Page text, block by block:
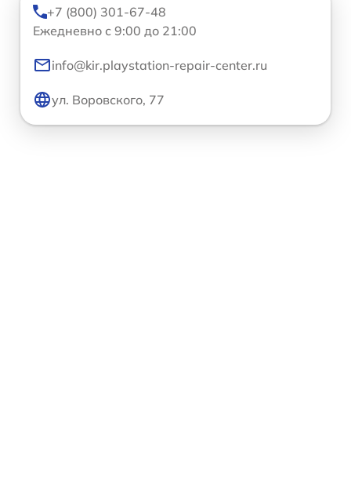
+7 (800) 301-67-48
Ежедневно с 9:00 до 21:00
info@kir.playstation-repair-center.ru
ул. Воровского, 77